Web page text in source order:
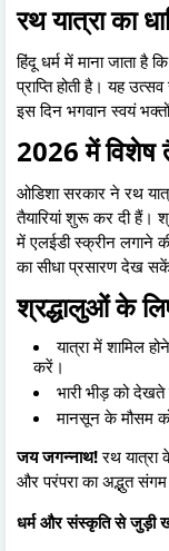
रथ यात्रा का
हिंदू धर्म में माना जाता
प्राप्ति होती है। यह
इस दिन भगवान स्वयं
2026 में विशेष
ओडिशा सरकार ने रथ
तैयारियां शुरू कर दी हैं।
में एलईडी स्क्रीन लगाने
का सीधा प्रसारण देख
श्रद्धालुओं के
यात्रा में शामिल
करें।
भारी भीड़ को
मानसून के मौसम
जय जगन्नाथ!रथ यात्रा
और परंपरा का अद्भुत
धर्म और संस्कृति से जुड़ी